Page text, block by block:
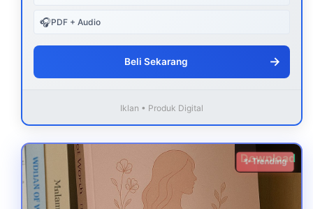
🎧PDF + Audio
Beli Sekarang →
Iklan • Produk Digital
Download
✨ Trending